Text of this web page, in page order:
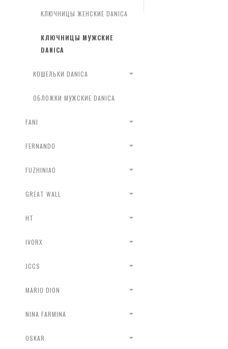
КЛЮЧНИЦЫ ЖЕНСКИЕ DANICA
КЛЮЧНИЦЫ МУЖСКИЕ
DANICA
КОШЕЛЬКИ DANICA
ОБЛОЖКИ МУЖСКИЕ DANICA
FANI
FERNANDO
FUZHINIAO
GREAT WALL
HT
IVORX
JCCS
MARIO DION
NINA FARMINA
OSKAR